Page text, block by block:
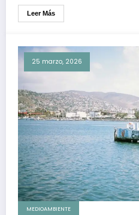
Leer Más
25 marzo, 2026
MEDIOAMBIENTE